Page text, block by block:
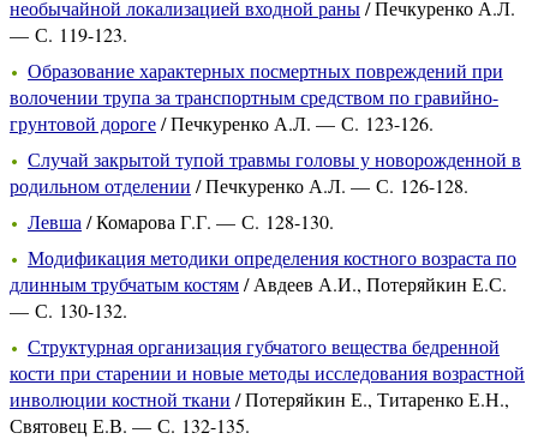
необычайной локализацией входной раны/ Печкуренко А.Л.
— С. 119-123.
Образование характерных посмертных повреждений при
волочении трупа за транспортным средством по гравийно-
грунтовой дороге/ Печкуренко А.Л. — С. 123-126.
Случай закрытой тупой травмы головы у новорожденной в
родильном отделении / Печкуренко А.Л. — С. 126-128.
Левша / Комарова Г.Г. — С. 128-130.
Модификация методики определения костного возраста по
длинным трубчатым костям/ Авдеев А.И., Потеряйкин Е.С.
— С. 130-132.
Структурная организация губчатого вещества бедренной
кости при старении и новые методы исследования возрастной
инволюции костной ткани / Потеряйкин Е., Титаренко Е.Н.,
Святовец Е.В. — С. 132-135.